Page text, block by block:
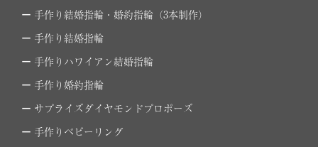
手作り結婚指輪・婚約指輪（3本制作）
手作り結婚指輪
手作りハワイアン結婚指輪
手作り婚約指輪
サプライズダイヤモンドプロポーズ
手作りベビーリング